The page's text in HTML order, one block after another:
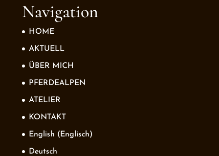
Navigation
HOME
AKTUELL
ÜBER MICH
PFERDEALPEN
ATELIER
KONTAKT
English ( Englisch)
Deutsch